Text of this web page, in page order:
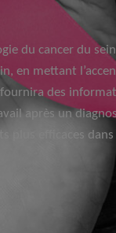
du cancer du
en mettant
fournira des
après un
plus efficaces